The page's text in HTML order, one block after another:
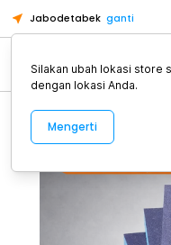
Jabodetabek ganti
Alat Kopi
Silakan ubah lokasi store
dengan lokasi Anda.
Mengerti